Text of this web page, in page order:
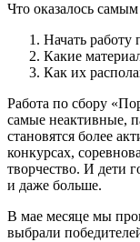
Что оказалось
Начать
Какие
Как их
Работа по сбору
самые неактивные,
становятся более
конкурсах,
творчество. И дети
и даже больше.
В мае месяце мы
выбрали